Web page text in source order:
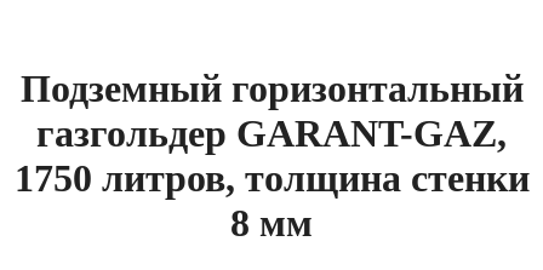
Подземный горизонтальный
газгольдер GARANT-GAZ,
1750 литров, толщина стенки
8 мм